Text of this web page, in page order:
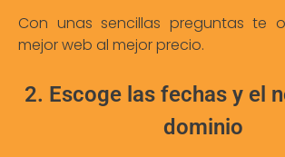
Con unas sencillas preguntas te
mejor web al mejor precio.
2. Escoge las fechas y el
dominio